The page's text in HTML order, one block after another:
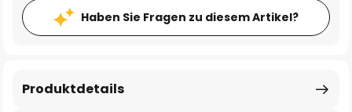
Haben Sie Fragen zu diesem Artikel?
Produktdetails